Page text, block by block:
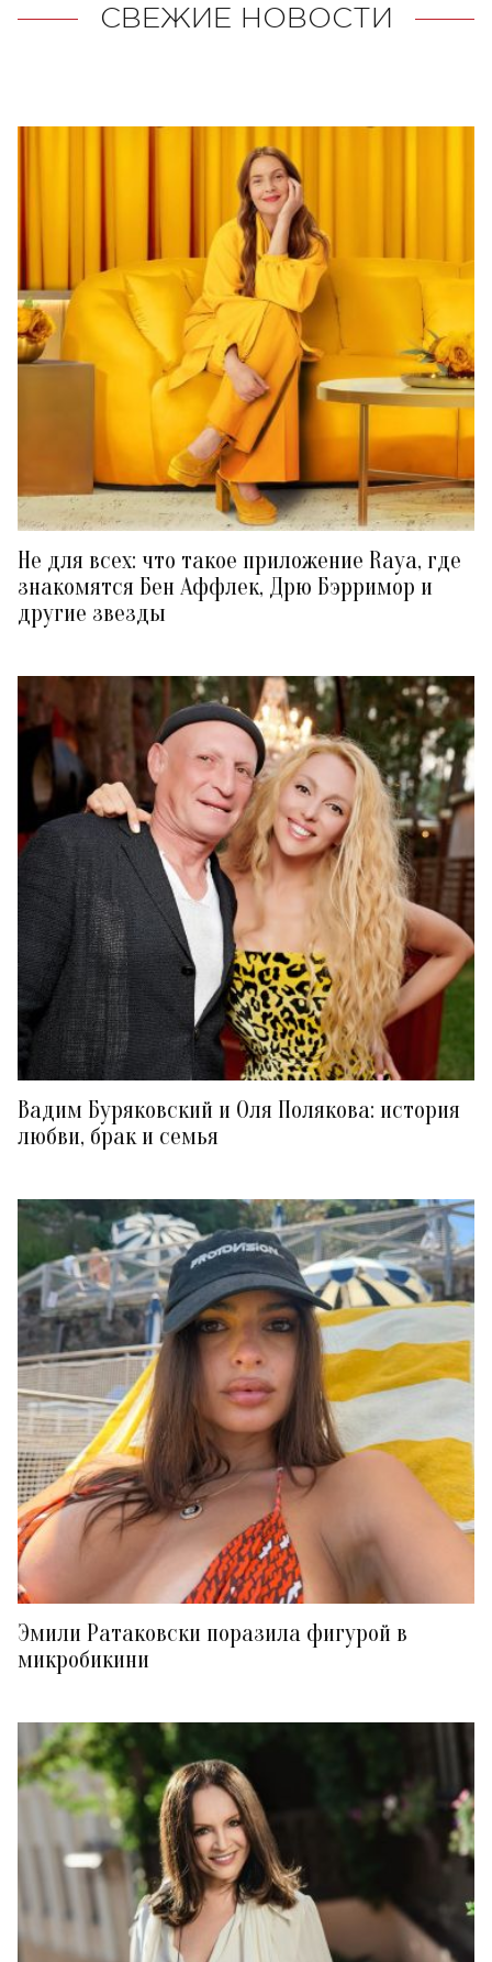
СВЕЖИЕ НОВОСТИ
Не для всех: что такое приложение Raya, где
знакомятся Бен Аффлек, Дрю Бэрримор и
другие звезды
Вадим Буряковский и Оля Полякова: история
любви, брак и семья
Эмили Ратаковски поразила фигурой в
микробикини